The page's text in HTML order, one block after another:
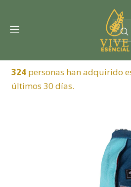
324personas han adquirido
últimos 30 días.
Dra.
Experta en